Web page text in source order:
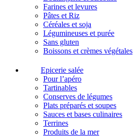
Farines et levures
Pâtes et Riz
Céréales et soja
Légumineuses et purée
Sans gluten
Boissons et crèmes végétales
Epicerie salée
Pour l’apéro
Tartinables
Conserves de légumes
Plats préparés et soupes
Sauces et bases culinaires
Terrines
Produits de la mer